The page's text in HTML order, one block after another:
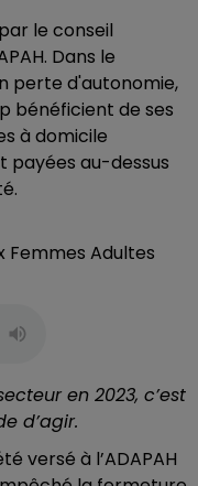
le conseil
Dans le
perte d'autonomie,
bénéficient de ses
à domicile
payées au-dessus
Femmes Adultes
en 2023, c’est
d’agir.
versé à l’ADAPAH